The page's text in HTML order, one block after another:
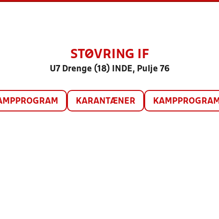
STØVRING IF
U7 Drenge (18) INDE, Pulje 76
KARANTÆNER